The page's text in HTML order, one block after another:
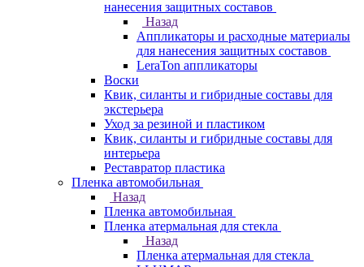
нанесения защитных составов
Назад
Аппликаторы и расходные материалы
для нанесения защитных составов
LeraTon аппликаторы
Воски
Квик, силанты и гибридные составы для
экстерьера
Уход за резиной и пластиком
Квик, силанты и гибридные составы для
интерьера
Реставратор пластика
Пленка автомобильная
Назад
Пленка автомобильная
Пленка атермальная для стекла
Назад
Пленка атермальная для стекла